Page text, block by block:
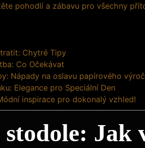
pohodlí a zábavu pro všechny
Chytré Tipy
Co Očekávat
Nápady na oslavu papírového
Elegance pro Speciální Den
inspirace pro dokonalý vzhled!
stodole: